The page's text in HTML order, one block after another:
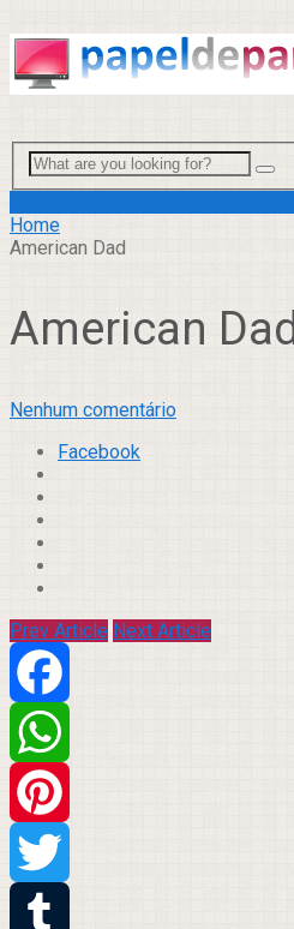
Home
American Dad
American Dad
Nenhum comentário
Facebook
Prev Article Next Article
Facebook
WhatsApp
Pinterest
Twitter